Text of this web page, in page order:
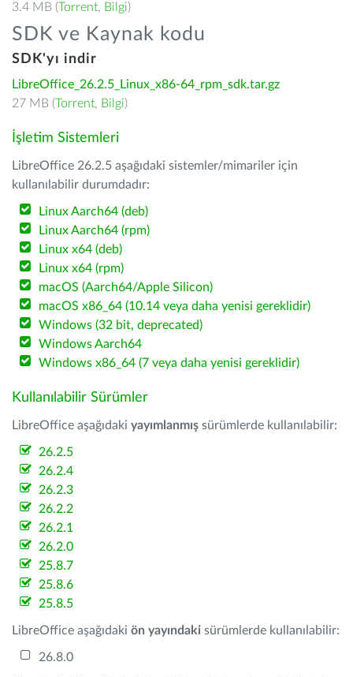
3.4 MB (Torrent, Bilgi)
SDK ve Kaynak kodu
SDK'yı indir
LibreOffice_26.2.5_Linux_x86-64_rpm_sdk.tar.gz
27 MB (Torrent, Bilgi)
İşletim Sistemleri
LibreOffice 26.2.5 aşağıdaki sistemler/mimariler için
kullanılabilir durumdadır:
Linux Aarch64 (deb)
Linux Aarch64 (rpm)
Linux x64 (deb)
Linux x64 (rpm)
macOS (Aarch64/Apple Silicon)
macOS x86_64 (10.14 veya daha yenisi gereklidir)
Windows (32 bit, deprecated)
Windows Aarch64
Windows x86_64 (7 veya daha yenisi gereklidir)
Kullanılabilir Sürümler
LibreOffice aşağıdaki yayımlanmış sürümlerde kullanılabilir:
26.2.5
26.2.4
26.2.3
26.2.2
26.2.1
26.2.0
25.8.7
25.8.6
25.8.5
LibreOffice aşağıdaki ön yayındaki sürümlerde kullanılabilir:
26.8.0